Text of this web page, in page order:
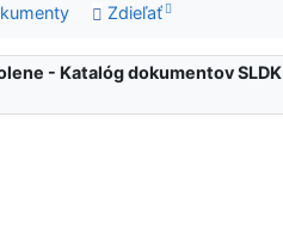
Zdieľať
- Katalóg dokumentov SLDK